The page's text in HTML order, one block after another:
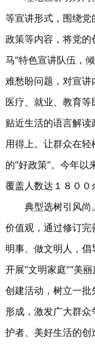
等宣讲形式，围绕
政策等内容，将党的
马”特色宣讲队伍，
难愁盼问题，对宣讲
医疗、就业、教育等
贴近生活的语言解读
用得上。让群众在轻
的“好政策”。今年以
覆盖人数达１８００
典型选树引风尚
价值观，通过修订
明事、做文明人，
开展“文明家庭”“美
创建活动，树立一
形成，激发广大群
护者、美好生活的